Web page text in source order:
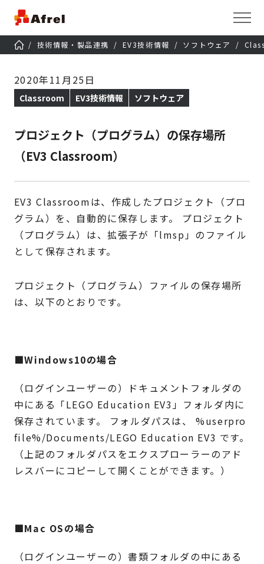
技術情報・製品連携 EV3技術情報 ソフトウェア
2020年11月25日
Classroom EV3技術情報 ソフトウェア
プロジェクト（プログラム）の保存場所
（EV3 Classroom）
EV3 Classroomは、作成したプロジェクト（プロ
グラム）を、自動的に保存します。 プロジェクト
（プログラム）は、拡張子が「lmsp」のファイル
として保存されます。
プロジェクト（プログラム）ファイルの保存場所
は、以下のとおりです。
■Windows10の場合
（ログインユーザーの）ドキュメントフォルダの
中にある「LEGO Education EV3」フォルダ内に
保存されています。 フォルダパスは、 %userpro
file%/Documents/LEGO Education EV3 です。
（上記のフォルダパスをエクスプローラーのアド
レスバーにコピーして開くことができます。）
■Mac OSの場合
（ログインユーザーの）書類フォルダの中にある